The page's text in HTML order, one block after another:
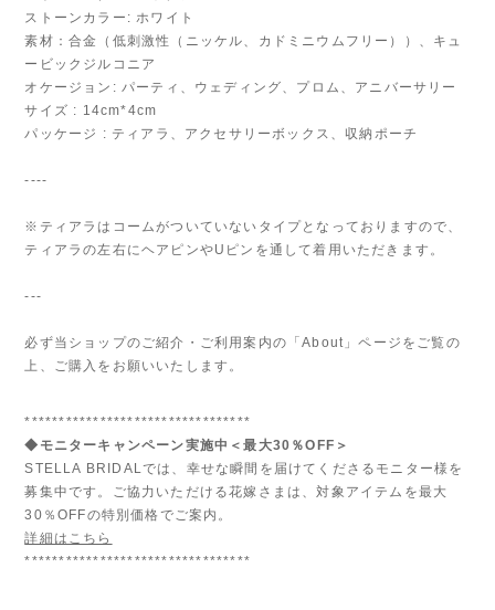
ストーンカラー: ホワイト
素材：合金（低刺激性（ニッケル、カドミニウムフリー））、キュ
ービックジルコニア
オケージョン: パーティ、ウェディング、プロム、アニバーサリー
サイズ : 14cm*4cm
パッケージ : ティアラ、アクセサリーボックス、収納ポーチ
----
※ティアラはコームがついていないタイプとなっておりますので、
ティアラの左右にヘアピンやUピンを通して着用いただきます。
---
必ず当ショップのご紹介・ご利用案内の「About」ページをご覧の
上、ご購入をお願いいたします。
*********************************
◆モニターキャンペーン実施中＜最大30％OFF＞
STELLA BRIDALでは、幸せな瞬間を届けてくださるモニター様を
募集中です。ご協力いただける花嫁さまは、対象アイテムを最大
30％OFFの特別価格でご案内。
詳細はこちら
*********************************